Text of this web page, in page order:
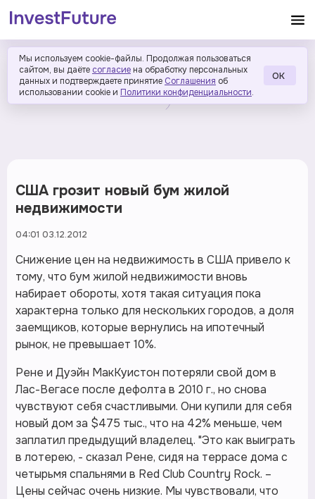
Мы используем cookie-файлы. Продолжая пользоваться
сайтом, вы даёте согласие на обработку персональных
данных и подтверждаете принятие Соглашения об
использовании cookie и Политики конфиденциальности.
ОК
США грозит новый бум жилой
недвижимости
04:01 03.12.2012
Снижение цен на недвижимость в США привело к
тому, что бум жилой недвижимости вновь
набирает обороты, хотя такая ситуация пока
характерна только для нескольких городов, а доля
заемщиков, которые вернулись на ипотечный
рынок, не превышает 10%.
Рене и Дуэйн МакКуистон потеряли свой дом в
Лас-Вегасе после дефолта в 2010 г., но снова
чувствуют себя счастливыми. Они купили для себя
новый дом за $475 тыс., что на 42% меньше, чем
заплатил предыдущий владелец. "Это как выиграть
в лотерею, - сказал Рене, сидя на террасе дома с
четырьмя спальнями в Red Club Country Rock. –
Цены сейчас очень низкие. Мы чувствовали, что